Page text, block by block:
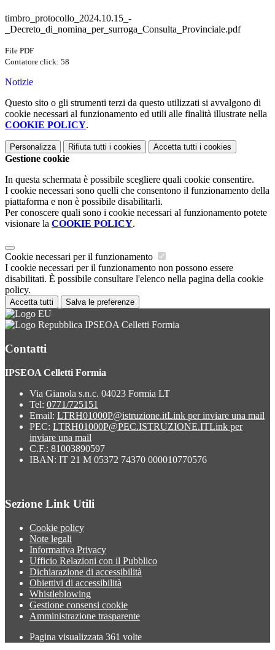
timbro_protocollo_2024.10.15_-
_Decreto_di_nomina_per_surroga_Consulta_Provinciale.pdf
File PDF
Contatore click: 58
Notizie
Questo sito o gli strumenti terzi da questo utilizzati si avvalgono di
cookie necessari al funzionamento ed utili alle finalità illustrate nella
COOKIE POLICY.
Personalizza Rifiuta tutti i cookies Accetta tutti i cookies
Gestione cookie
In questa schermata è possibile scegliere quali cookie consentire.
I cookie necessari sono quelli che consentono il funzionamento della
piattaforma e non è possibile disabilitarli.
Per conoscere quali sono i cookie necessari al funzionamento potete
visionare la COOKIE POLICY.
Cookie necessari per il funzionamento
I cookie necessari per il funzionamento non possono essere
disabilitati. È possibile consultare l'elenco nella pagina della cookie
policy.
Accetta tutti Salva le preferenze
IPSEOA Celletti Formia
Contatti
IPSEOA Celletti Formia
Via Gianola s.n.c. 04023 Formia LT
Tel: 0771/725151
Email: LTRH01000P@istruzione.itLink per inviare una mail
PEC: LTRH01000P@PEC.ISTRUZIONE.ITLink per
inviare una mail
C.F.: 81003890597
IBAN: IT 21 M 05372 74370 000010770576
Sezione Link Utili
Cookie policy
Note legali
Informativa Privacy
Ufficio Relazioni con il Pubblico
Dichiarazione di accessibilità
Obiettivi di accessibilità
Whistleblowing
Gestione consensi cookie
Amministrazione trasparente
Pagina visualizzata 361 volte